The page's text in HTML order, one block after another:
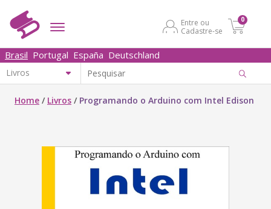
Entre ou
Cadastre-se
0
Brasil Portugal España Deutschland
Home / Livros / Programando o Arduino com Intel Edison